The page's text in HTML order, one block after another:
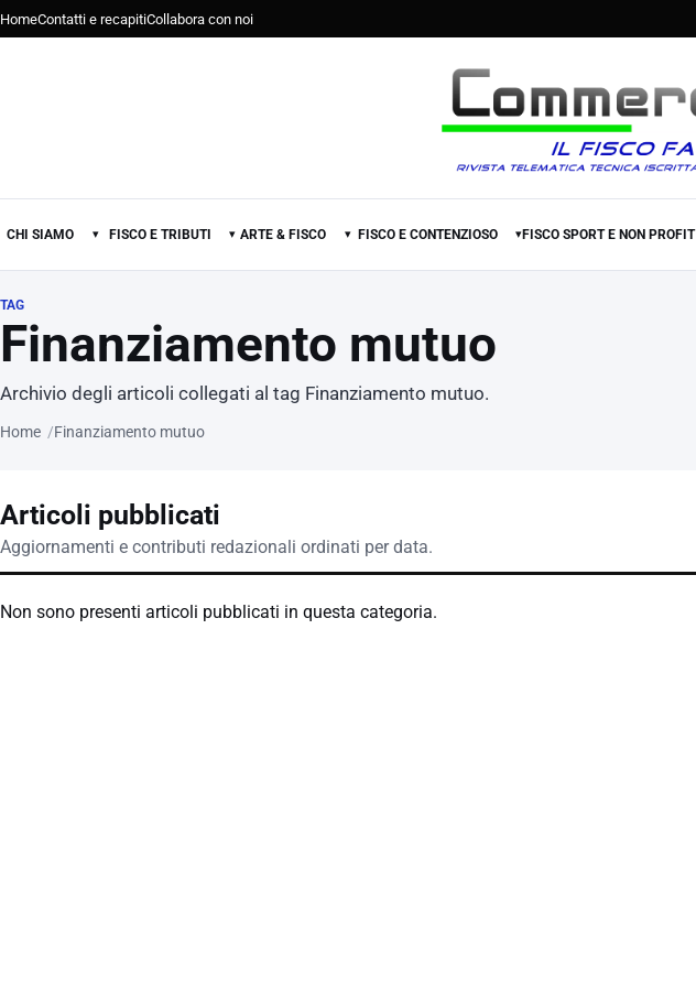
HomeContatti e recapitiCollabora con noi
CHI SIAMO ▾ FISCO E TRIBUTI ▾ ARTE & FISCO ▾ FISCO E CONTENZIOSO ▾FISCO SPORT E NON PROFIT
TAG
Finanziamento mutuo
Archivio degli articoli collegati al tag Finanziamento mutuo.
Home Finanziamento mutuo
Articoli pubblicati
Aggiornamenti e contributi redazionali ordinati per data.
Non sono presenti articoli pubblicati in questa categoria.